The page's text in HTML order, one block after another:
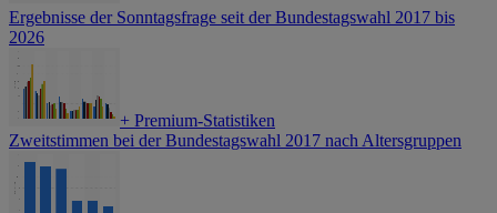
Ergebnisse der Sonntagsfrage seit der Bundestagswahl 2017 bis
2026
+ Premium-Statistiken
Zweitstimmen bei der Bundestagswahl 2017 nach Altersgruppen